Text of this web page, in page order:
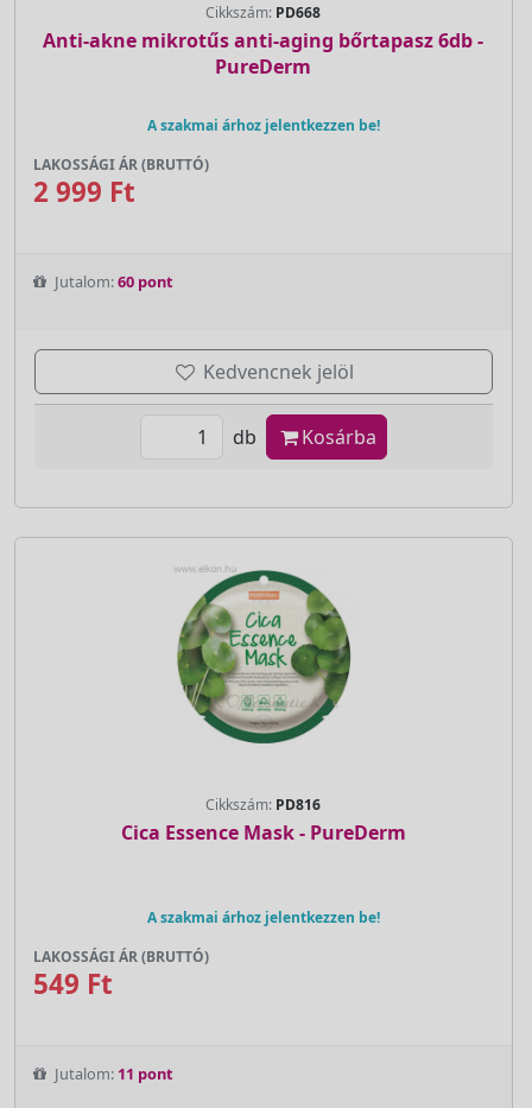
Cikkszám: PD668
Anti-akne mikrotűs anti-aging bőrtapasz 6db -
PureDerm
A szakmai árhoz jelentkezzen be!
LAKOSSÁGI ÁR (BRUTTÓ)
2 999 Ft
Jutalom:60 pont
Kedvencnek jelöl
db Kosárba
Cikkszám: PD816
Cica Essence Mask - PureDerm
A szakmai árhoz jelentkezzen be!
LAKOSSÁGI ÁR (BRUTTÓ)
549 Ft
Jutalom: 11 pont